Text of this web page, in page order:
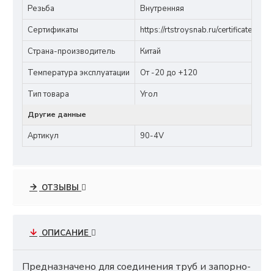
Резьба
Внутренняя
Сертификаты
https://rtstroysnab.ru/certificates/
Страна-производитель
Китай
Температура эксплуатации
От -20 до +120
Тип товара
Угол
Другие данные
Артикул 90-4V
ОТЗЫВЫ
ОПИСАНИЕ
Предназначено для соединения труб и запорно-